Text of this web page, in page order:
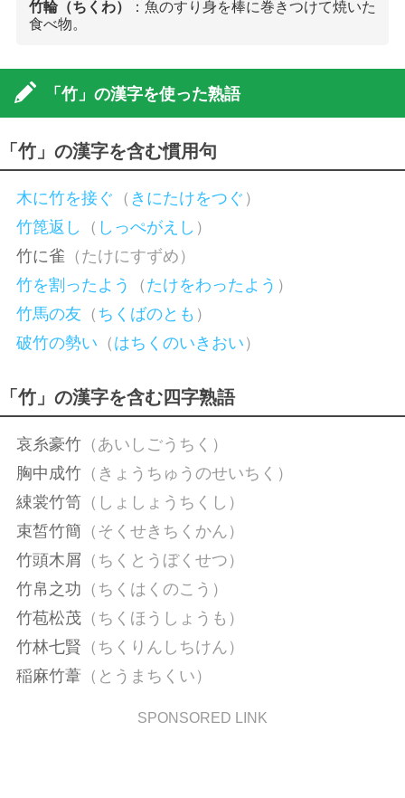
竹輪（ちくわ）
：魚のすり身を棒に巻きつけて焼いた
食べ物。
「竹」の漢字を使った熟語
「竹」の漢字を含む慣用句
木に竹を接ぐ （ きにたけをつぐ ）
竹箆返し
（ しっぺがえし ）
竹に雀 （たけにすずめ）
竹を割ったよう
（ たけをわったよう ）
竹馬の友 （ ちくばのとも ）
破竹の勢い （ はちくのいきおい ）
「竹」の漢字を含む四字熟語
哀糸豪竹（あいしごうちく）
胸中成竹（きょうちゅうのせいちく）
綀裳竹笥 （しょしょうちくし）
束皙竹簡 （そくせきちくかん）
竹頭木屑 （ちくとうぼくせつ）
竹帛之功 （ちくはくのこう）
竹苞松茂（ちくほうしょうも）
竹林七賢 （ちくりんしちけん）
稲麻竹葦 （とうまちくい）
SPONSORED LINK